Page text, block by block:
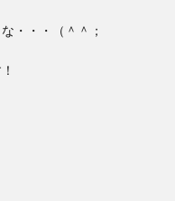
・・・（＾＾；